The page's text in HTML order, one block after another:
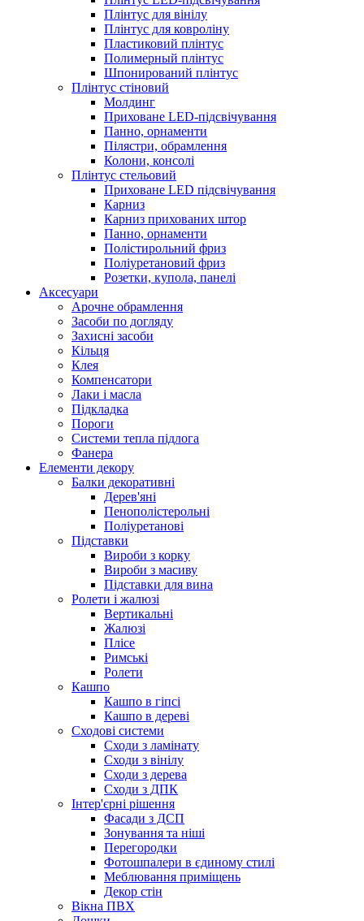
Плінтус для вінілу
Плінтус для ковроліну
Пластиковий плінтус
Полимерный плінтус
Шпонирований плінтус
Плінтус стіновий
Молдинг
Приховане LED-підсвічування
Панно, орнаменти
Пілястри, обрамлення
Колони, консолі
Плінтус стельовий
Приховане LED підсвічування
Карниз
Карниз прихованих штор
Панно, орнаменти
Полістирольний фриз
Поліуретановий фриз
Розетки, купола, панелі
Аксесуари
Арочне обрамлення
Засоби по догляду
Захисні засоби
Кільця
Клея
Компенсатори
Лаки і масла
Підкладка
Пороги
Системи тепла підлога
Фанера
Елементи декору
Балки декоративні
Дерев'яні
Пенополістерольні
Поліуретанові
Підставки
Вироби з корку
Вироби з масиву
Підставки для вина
Ролети і жалюзі
Вертикальні
Жалюзі
Плісе
Римські
Ролети
Кашпо
Кашпо в гіпсі
Кашпо в дереві
Сходові системи
Сходи з ламінату
Сходи з вінілу
Сходи з дерева
Сходи з ДПК
Інтер'єрні рішення
Фасади з ДСП
Зонування та ніші
Перегородки
Фотошпалери в єдиному стилі
Меблювання приміщень
Декор стін
Вікна ПВХ